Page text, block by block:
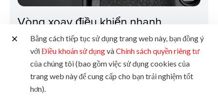
Vòng xoay điều khiển nhanh
Vòng xoay điều khiển nhanh hoàn toàn mới kết hợp Bộ
điều khiển đa năng cho phép điều khiển nhiều hơn với núm
điều khiển đa hướng và mặt số xúc giác.
Được đặt ở vị trí dễ sử dụng cho ngón tay cái của bạn ở
Bằng cách tiếp tục sử dụng trang web này, bạn đồng ý
vớiĐiều khoản sử dụngvàChính sách quyền riêng tư
của chúng tôi (bao gồm việc sử dụng cookies của
trang web này để cung cấp cho bạn trải nghiệm tốt
hơn).